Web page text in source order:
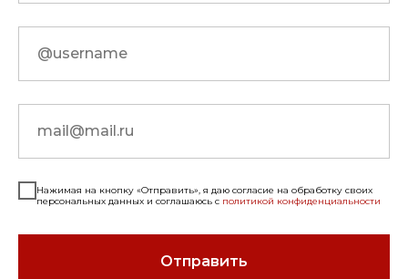
Нажимая на кнопку «Отправить», я даю согласие на обработку своих
персональных данных и соглашаюсь с политикой конфиденциальности
Отправить